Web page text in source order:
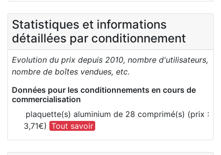
Statistiques et informations
détaillées par conditionnement
Evolution du prix depuis 2010, nombre d'utilisateurs,
nombre de boîtes vendues, etc.
Données pour les conditionnements en cours de
commercialisation
plaquette(s) aluminium de 28 comprimé(s) (prix :
3,71€) Tout savoir